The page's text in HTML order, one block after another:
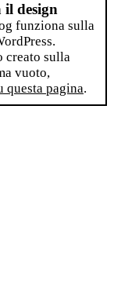
il design
funziona sulla
creato sulla
vuoto,
questa pagina.